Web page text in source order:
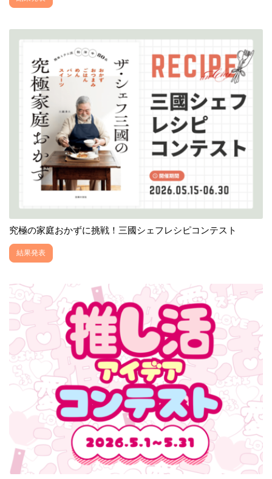
究極の家庭おかずに挑戦！三國シェフレシピコンテスト
結果発表